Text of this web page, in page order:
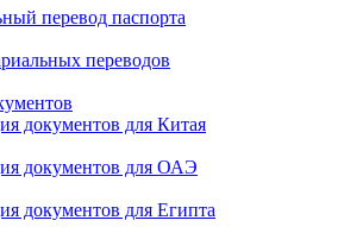
перевод паспорта
переводов
документов для Китая
документов для ОАЭ
документов для Египта